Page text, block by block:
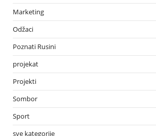
Marketing
Odžaci
Poznati Rusini
projekat
Projekti
Sombor
Sport
sve kategorije